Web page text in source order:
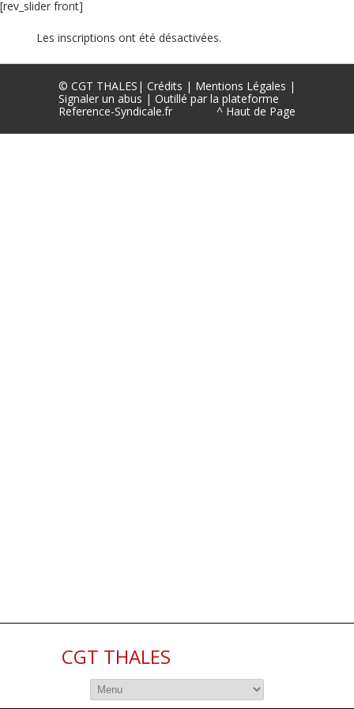
CGT THALES
[rev_slider front]
Les inscriptions ont été désactivées.
© CGT THALES | Crédits | Mentions Légales |
Signaler un abus | Outillé par la plateforme
Reference-Syndicale.fr
^ Haut de Page